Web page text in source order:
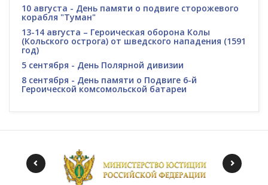
10 августа - День памяти о подвиге сторожевого
корабля "Туман"
13-14 августа – Героическая оборона Колы
(Кольского острога) от шведского нападения (1591
год)
5 сентября - День Полярной дивизии
8 сентября - День памяти о Подвиге 6-й
Героической комсомольской батареи